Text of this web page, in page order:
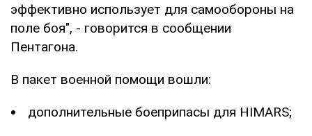
эффективно использует для самообороны на
поле боя", - говорится в сообщении
Пентагона.
В пакет военной помощи вошли:
дополнительные боеприпасы для HIMARS;